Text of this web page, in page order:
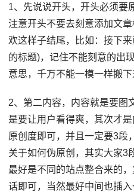
1、先说说开头，开头必须要
注意开头不要去刻意添加文
欢这样子结尾，比如：接下
的标题)，记住不能刻意的出
意思，千万不能一模一样搬下
2、第二内容，内容就是要图
是要让用户看得爽，其次才
原创度即可，并且一定要3段
关于如何伪原创，其实大家3
最好是不同的站点整合来的
话即可，当然最好中间也插入